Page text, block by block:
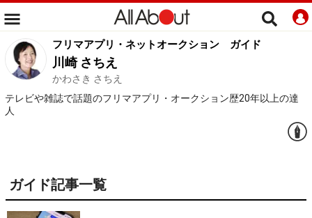
フリマアプリ・ネットオークション ガイド
川崎 さちえ
かわさき さちえ
テレビや雑誌で話題のフリマアプリ・オークション歴20年以上の達
人
ガイド記事一覧